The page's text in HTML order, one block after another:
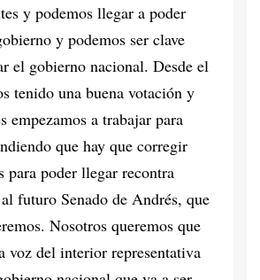
y podemos llegar a poder
y podemos ser clave
el gobierno nacional. Desde el
tenido una buena votación y
empezamos a trabajar para
que hay que corregir
para poder llegar recontra
futuro Senado de Andrés, que
Nosotros queremos que
voz del interior representativa